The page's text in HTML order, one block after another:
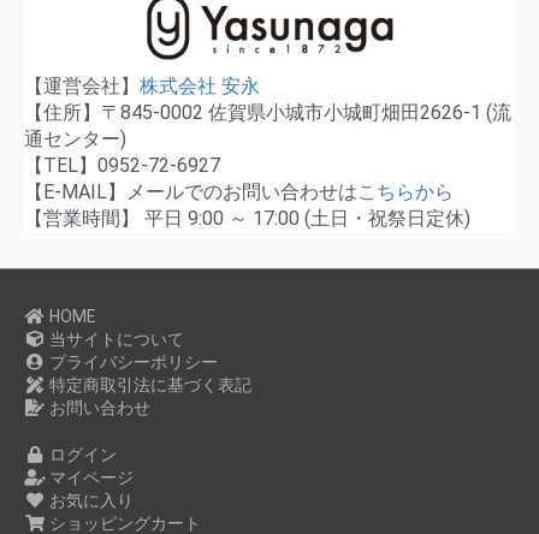
【運営会社】 株式会社 安永
【住所】〒845-0002 佐賀県小城市小城町畑田2626-1 (流
通センター)
【TEL】0952-72-6927
【E-MAIL】メールでのお問い合わせはこちらから
【営業時間】 平日 9:00 ～ 17:00 (土日・祝祭日定休)
HOME
当サイトについて
プライバシーポリシー
特定商取引法に基づく表記
お問い合わせ
ログイン
マイページ
お気に入り
ショッピングカート